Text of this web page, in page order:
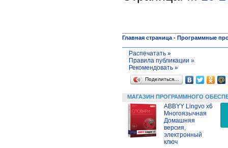
Главная страница - Программные
Распечатать »
Правила публикации »
Рекомендовать »
Поделиться…
МАГАЗИН ПРОГРАММНОГО
ABBYY Lingvo x6
Многоязычная
Домашняя
версия,
электронный
ключ